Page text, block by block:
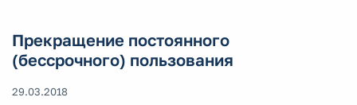
Прекращение постоянного
(бессрочного) пользования
29.03.2018